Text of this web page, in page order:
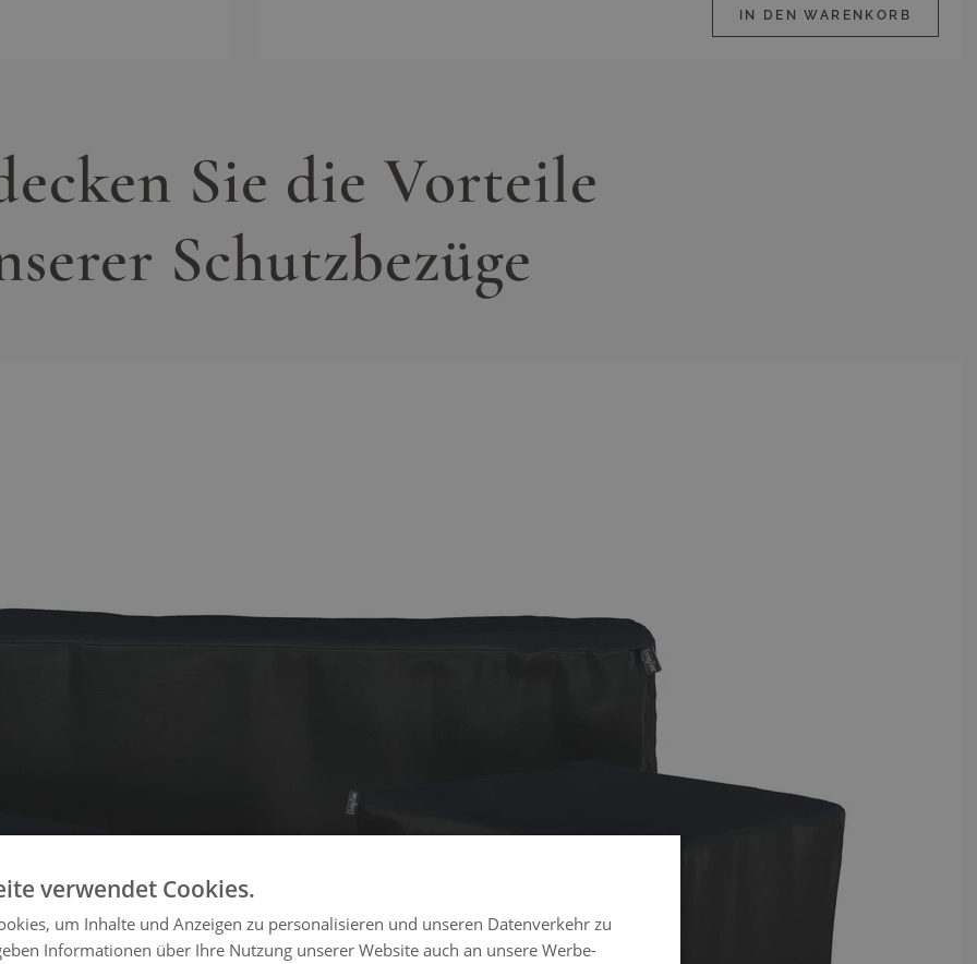
IN DEN WARENKORB
Sie die Vorteile
Schutzbezüge
verwendet Cookies.
um Inhalte und Anzeigen zu personalisieren und unseren Datenverkehr zu
Informationen über Ihre Nutzung unserer Website auch an unsere Werbe-